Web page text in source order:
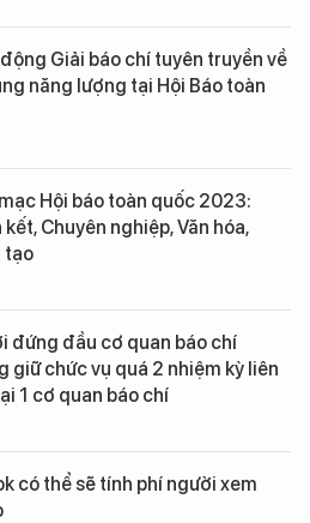
Giải báo chí tuyên truyền về
năng lượng tại Hội Báo toàn
Hội báo toàn quốc 2023:
Chuyên nghiệp, Văn hóa,
tạo
đứng đầu cơ quan báo chí
giữ chức vụ quá 2 nhiệm kỳ liên
1 cơ quan báo chí
có thể sẽ tính phí người xem